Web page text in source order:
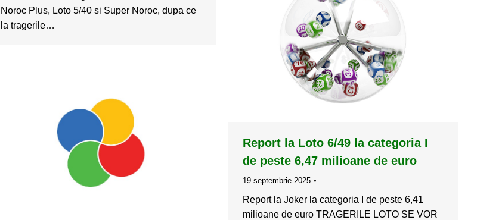
Noroc Plus, Loto 5/40 si Super Noroc, dupa ce
la tragerile…
Report la Loto 6/49 la categoria I
de peste 6,47 milioane de euro
19 septembrie 2025
Report la Joker la categoria I de peste 6,41
milioane de euro TRAGERILE LOTO SE VOR